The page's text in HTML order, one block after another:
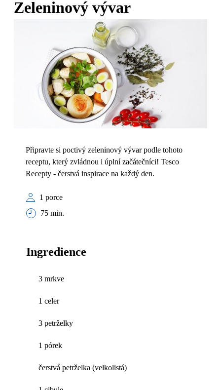
Zeleninový vývar
Připravte si poctivý zeleninový vývar podle tohoto
receptu, který zvládnou i úplní začátečníci! Tesco
Recepty - čerstvá inspirace na každý den.
1 porce
75 min.
Ingredience
3 mrkve
1 celer
3 petrželky
1 pórek
čerstvá petrželka (velkolistá)